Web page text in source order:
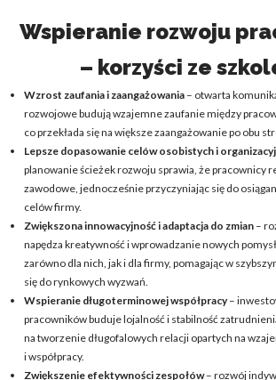
Wspieranie rozwoju
– korzyści ze
Wzrost zaufania i zaangażowania – otwarta
rozwojowe budują wzajemne zaufanie między
co przekłada się na większe zaangażowanie po obu
Lepsze dopasowanie celów osobistych i
planowanie ścieżek rozwoju sprawia, że pracownicy
zawodowe, jednocześnie przyczyniając się do
celów firmy.
Zwiększona innowacyjność i adaptacja do zmian –
napędza kreatywność i wprowadzanie nowych
zarówno dla nich, jak i dla firmy, pomagając w
się do rynkowych wyzwań.
Wspieranie długoterminowej współpracy–
pracowników buduje lojalność i stabilność
na tworzenie długofalowych relacji opartych na
i współpracy.
Zwiększenie efektywności zespołów– rozwój